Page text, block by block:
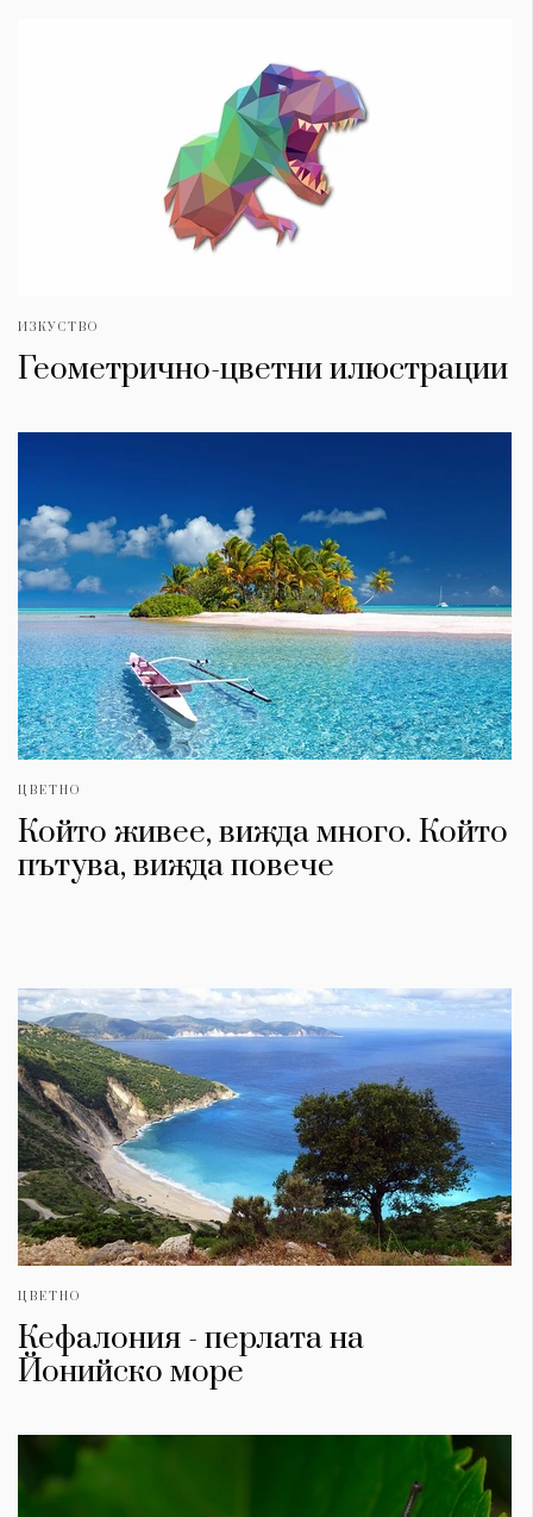
ИЗКУСТВО
Геометрично-цветни илюстрации
ЦВЕТНО
Който живее, вижда много. Който
пътува, вижда повече
ЦВЕТНО
Кефалония - перлата на
Йонийско море